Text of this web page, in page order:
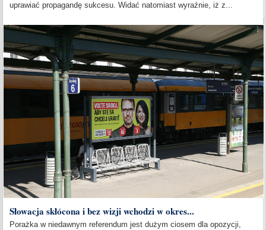
uprawiać propagandę sukcesu. Widać natomiast wyraźnie, iż z...
Słowacja skłócona i bez wizji wchodzi w okres...
Porażka w niedawnym referendum jest dużym ciosem dla opozycji,